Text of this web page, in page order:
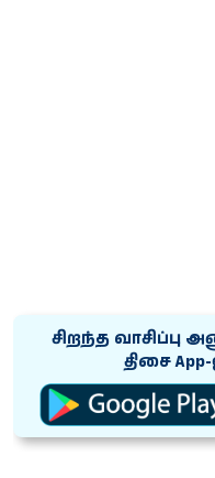
சிறந்த வாசிப்பு
திசை